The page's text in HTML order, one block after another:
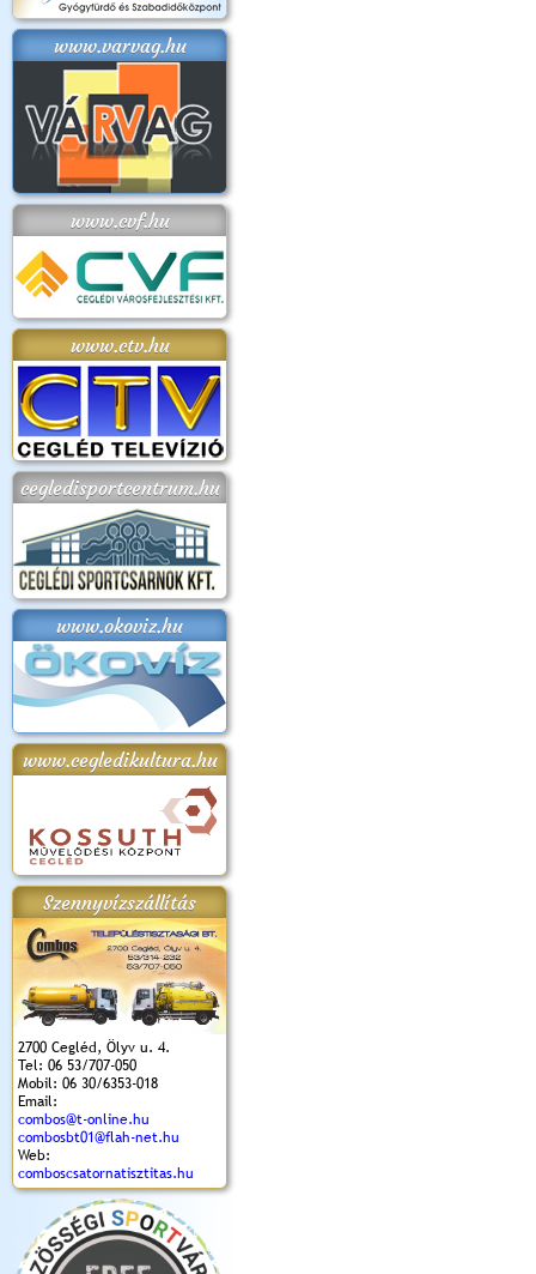
www.varvag.hu
www.cvf.hu
www.ctv.hu
cegledisportcentrum.hu
www.okoviz.hu
www.cegledikultura.hu
Szennyvízszállítás
2700 Cegléd, Ölyv u. 4.
Tel: 06 53/707-050
Mobil: 06 30/6353-018
Email:
combos@t-online.hu
combosbt01@flah-net.hu
Web:
comboscsatornatisztitas.hu
2018.
Kossuth Toborzó
Ünnepély
Szent István Ünnepe
(2017. 08. 20.)